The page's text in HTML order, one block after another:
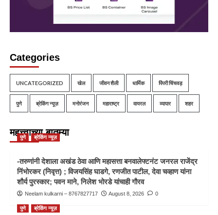
Categories
UNCATEGORIZED खेल जीवन शैली धार्मिक पिंपरी चिंचवड़
पुणे ब्रेकिंग न्यूज़ मनोरंजन महाराष्ट्र वायरल व्यापार शहर
महत्त्वाच्या बातम्या
पुणे ब्रेकिंग न्यूज़
-तरुणांनी देशाला अखंड ठेवा आणि महासत्ता बनवालेफ्टनंट जनरल राजेंद्र
निंभोरकर (निवृत्त) ; विजयसिंह घाडगे, रणजीत पाटील, देवा चव्हाण यांना
शौर्य पुरस्कार; पवन माने, निलेश भोरडे यांचाही गौरव
Neelam kulkarni – 8767827717 August 8, 2026 0
पुणे ब्रेकिंग न्यूज़